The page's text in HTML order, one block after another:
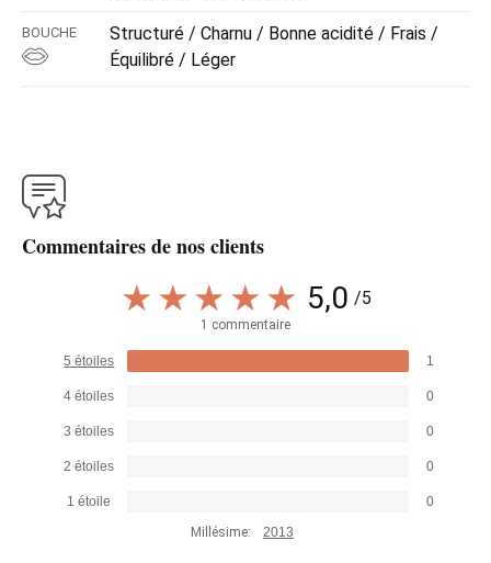
BOUCHE
Structuré / Charnu / Bonne acidité / Frais /
Équilibré / Léger
Commentaires de nos clients
5,0 /5
1 commentaire
5 étoiles 1
4 étoiles 0
3 étoiles 0
2 étoiles 0
1 étoile
0
Millésime:
2013